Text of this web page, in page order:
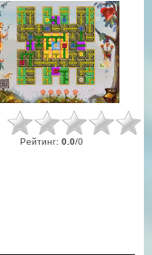
Рейтинг: 0.0/0